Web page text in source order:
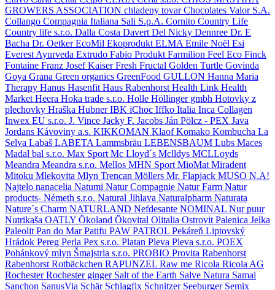
GROWERS ASSOCIATION chladeny tovarChocolates Valor S.A.
Collango Compagnia Italiana Sali S.p.A. Cornito Country Life
Country life s.r.o. Dalla Costa Davert Del Nicky Dennree Dr. E
Bacha Dr. OetkerEcoMil Ekoprodukt ELMA Emile Noël Esi
Everest Ayurveda Extrudo Fabio Produkt Farmilion Feel Eco Finck
Fontaine Franz Josef KaiserFresh Fructal Golden Turtle Govinda
Goya Grana Green organics GreenFood GULLON Hanna Maria
Therapy Hanus Hasenfit Haus Rabenhorst Health Link Health
Market Heera Hoka trade s.r.o. Holle Höllinger gmbh Hotovky z
plechovky Hraška HubnerIBK iChoc Iffko Italia Inca Collagen
Inwex EU s.r.o. J. Vince Jacky F. Jacobs Ján Pölcz - PEX Java
Jordans Kávoviny a.s. KIKKOMAN KlaofKomako Kombucha La
Selva Labaš LABETA Lammsbräu LEBENSBAUM Lubs Maces
Madal bal s.r.o. Max Sport Mc Lloyd´s Mclldys MCLLoyds
Meandra Meandra s.r.o. Mellos MHN Sport MioMat Miradent
Mitoku Mlekovita Mlyn Trencan Möllers Mr. Flapjack MUSO N.A!
Najtelo nanacelia Natumi Natur Compagnie Natur Farm Natur
products- Németh s.r.o. Natural Jihlava Naturalpharm Naturata
Nature´s Charm NATURLAND Nefdesante NOMINAL Nur puur
Nutrikaša OATLY Ökoland Ökovital Olitalia Ostrovit Palenica Jelka
Paleolit Pan do MarPatifu PAW PATROL Pekáreň Liptovský
Hrádok Pereg Perla Pex s.r.o. Platan Pleva Pleva s.r.o. POEX
Pohánkový mlyn Šmajstrla s.r.o. PROBIO Provita Rabenhorst
Rabenhorst Rotbäckchen RAPUNZEL Raw me Ricola Ricola AG
RochesterRochester ginger Salt of the Earth Salve Natura Samai
Sanchon SanusVia Schär Schlagfix Schnitzer Seeburger Semix